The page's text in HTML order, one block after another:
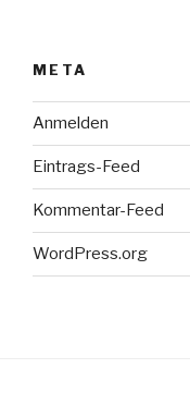
META
Anmelden
Eintrags-Feed
Kommentar-Feed
WordPress.org